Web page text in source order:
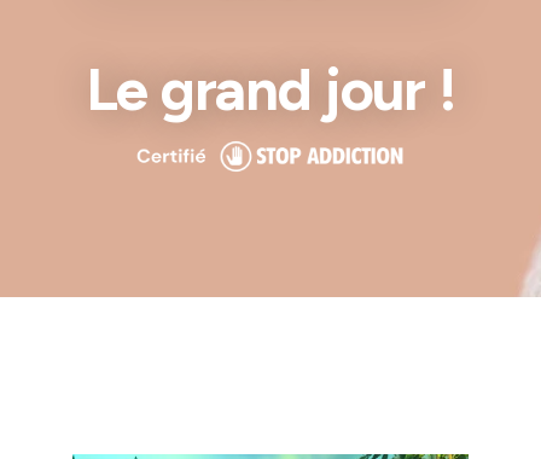
Le grand jour !